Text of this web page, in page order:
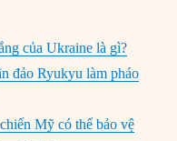
của Ukraine là gì?
đảo Ryukyu làm pháo
Mỹ có thể bảo vệ